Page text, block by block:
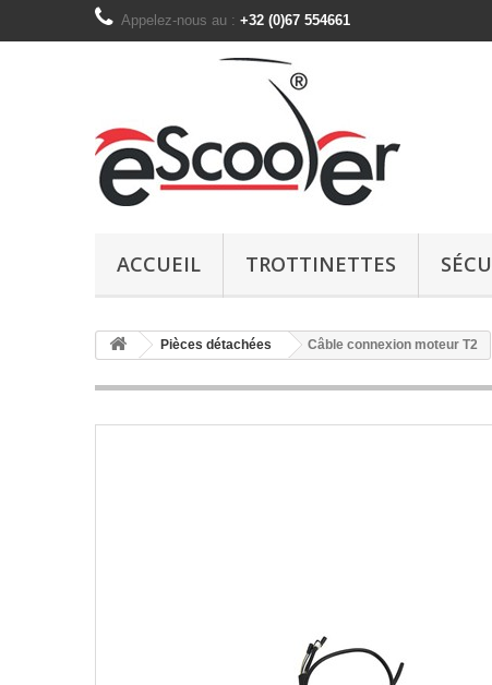
Appelez-nous au : +32 (0)67 554661
ACCUEIL TROTTINETTES
Pièces détachées Câble connexion moteur T2